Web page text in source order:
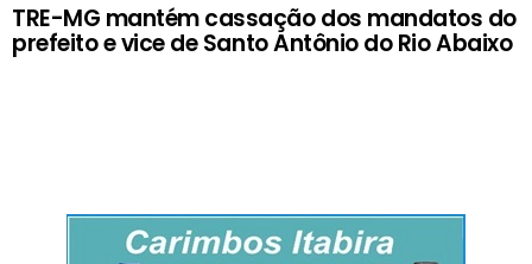
TRE-MG mantém cassação dos mandatos do
prefeito e vice de Santo Antônio do Rio Abaixo